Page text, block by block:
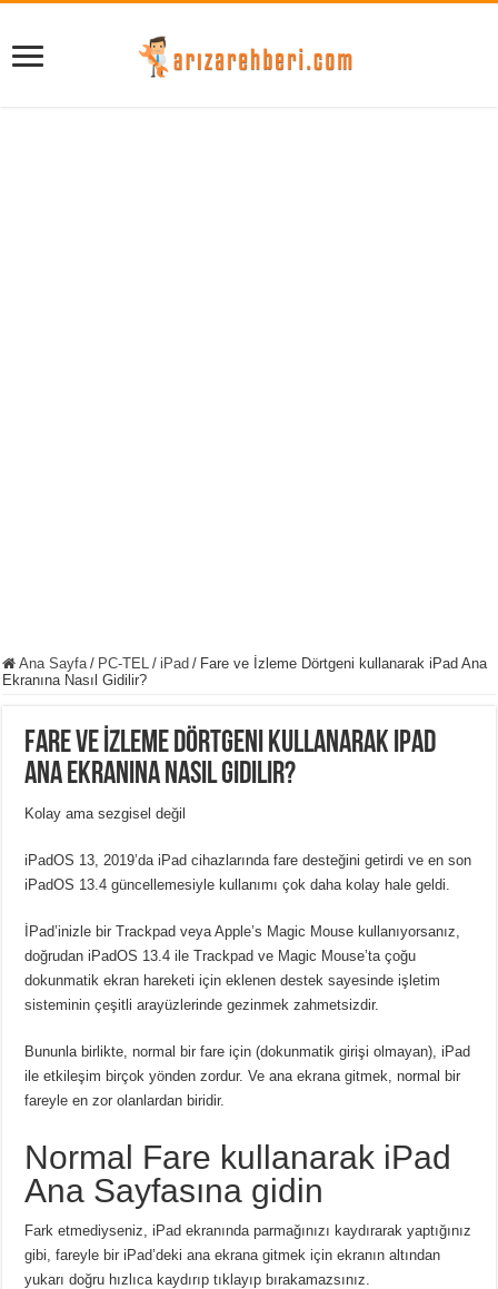
Ana Sayfa / PC-TEL / iPad / Fare ve İzleme Dörtgeni kullanarak iPad Ana
Ekranına Nasıl Gidilir?
Fare ve İzleme Dörtgeni kullanarak iPad
Ana Ekranına Nasıl Gidilir?
Kolay ama sezgisel değil
iPadOS 13, 2019’da iPad cihazlarında fare desteğini getirdi ve en son
iPadOS 13.4 güncellemesiyle kullanımı çok daha kolay hale geldi.
İPad’inizle bir Trackpad veya Apple’s Magic Mouse kullanıyorsanız,
doğrudan iPadOS 13.4 ile Trackpad ve Magic Mouse’ta çoğu
dokunmatik ekran hareketi için eklenen destek sayesinde işletim
sisteminin çeşitli arayüzlerinde gezinmek zahmetsizdir.
Bununla birlikte, normal bir fare için (dokunmatik girişi olmayan), iPad
ile etkileşim birçok yönden zordur. Ve ana ekrana gitmek, normal bir
fareyle en zor olanlardan biridir.
Normal Fare kullanarak iPad
Ana Sayfasına gidin
Fark etmediyseniz, iPad ekranında parmağınızı kaydırarak yaptığınız
gibi, fareyle bir iPad’deki ana ekrana gitmek için ekranın altından
yukarı doğru hızlıca kaydırıp tıklayıp bırakamazsınız.